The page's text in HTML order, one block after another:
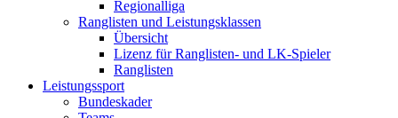
Regionalliga
Ranglisten und Leistungsklassen
Übersicht
Lizenz für Ranglisten- und LK-Spieler
Ranglisten
Leistungssport
Bundeskader